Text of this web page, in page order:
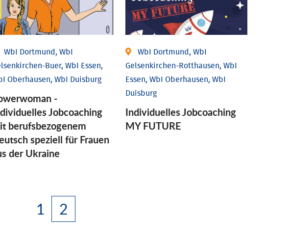
WbI Dortmund, WbI
Buer, WbI Essen,
Oberhausen, WbI Duisburg
-
Jobcoaching
berufsbezogenem
speziell für Frauen
der Ukraine
WbI Dortmund, WbI
Gelsenkirchen-Rotthausen, WbI
Essen, WbI Oberhausen, WbI
Duisburg
Individuelles Jobcoaching
MY FUTURE
1 2